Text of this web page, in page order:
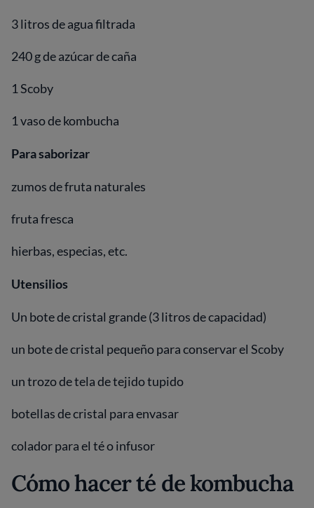
3 litros de agua filtrada
240 g de azúcar de caña
1 Scoby
1 vaso de kombucha
Para saborizar
zumos de fruta naturales
fruta fresca
hierbas, especias, etc.
Utensilios
Un bote de cristal grande (3 litros de capacidad)
un bote de cristal pequeño para conservar el Scoby
un trozo de tela de tejido tupido
botellas de cristal para envasar
colador para el té o infusor
Cómo hacer té de kombucha